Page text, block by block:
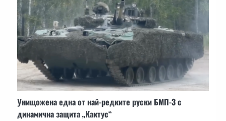
Унищожена една от най-редките руски БМП-3 с
динамична защита „Кактус“